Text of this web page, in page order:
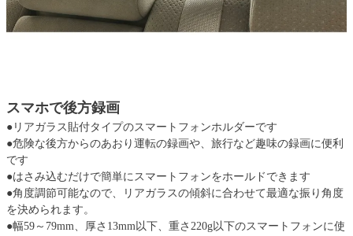
スマホで後方録画
●リアガラス貼付タイプのスマートフォンホルダーです
●危険な後方からのあおり運転の録画や、旅行など趣味の録画に便利
です
●はさみ込むだけで簡単にスマートフォンをホールドできます
●角度調節可能なので、リアガラスの傾斜に合わせて最適な振り角度
を決められます。
●幅59～79mm、厚さ13mm以下、重さ220g以下のスマートフォンに使